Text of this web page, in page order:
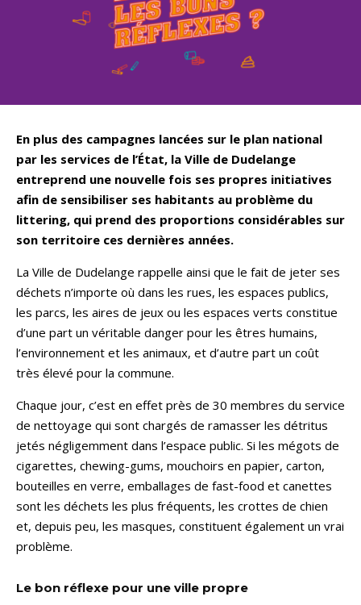
En plus des campagnes lancées sur le plan national
par les services de l’État, la Ville de Dudelange
entreprend une nouvelle fois ses propres initiatives
afin de sensibiliser ses habitants au problème du
littering, qui prend des proportions considérables sur
son territoire ces dernières années.
La Ville de Dudelange rappelle ainsi que le fait de jeter ses
déchets n’importe où dans les rues, les espaces publics,
les parcs, les aires de jeux ou les espaces verts constitue
d’une part un véritable danger pour les êtres humains,
l’environnement et les animaux, et d’autre part un coût
très élevé pour la commune.
Chaque jour, c’est en effet près de 30 membres du service
de nettoyage qui sont chargés de ramasser les détritus
jetés négligemment dans l’espace public. Si les mégots de
cigarettes, chewing-gums, mouchoirs en papier, carton,
bouteilles en verre, emballages de fast-food et canettes
sont les déchets les plus fréquents, les crottes de chien
et, depuis peu, les masques, constituent également un vrai
problème.
Le bon réflexe pour une ville propre